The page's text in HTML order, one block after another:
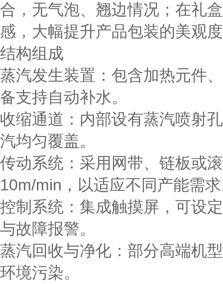
合，无气泡、翘边情况；在礼
感，大幅提升产品包装的美观
结构组成
蒸汽发生装置 ：包含加热元件
备支持自动补水。
收缩通道 ：内部设有蒸汽喷射
汽均匀覆盖。
传动系统 ：采用网带、链板或
10m/min，以适应不同产能需
控制系统 ：集成触摸屏，可设
与故障报警。
蒸汽回收与净化 ：部分高端机
环境污染。